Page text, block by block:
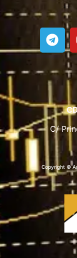
C/
Copyright ©